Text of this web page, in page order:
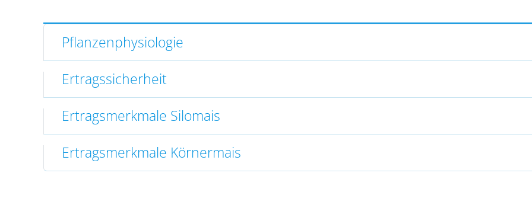
Pflanzenphysiologie
Ertragssicherheit
Ertragsmerkmale Silomais
Ertragsmerkmale Körnermais